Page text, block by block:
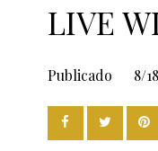
LIVE
Publicado 8/